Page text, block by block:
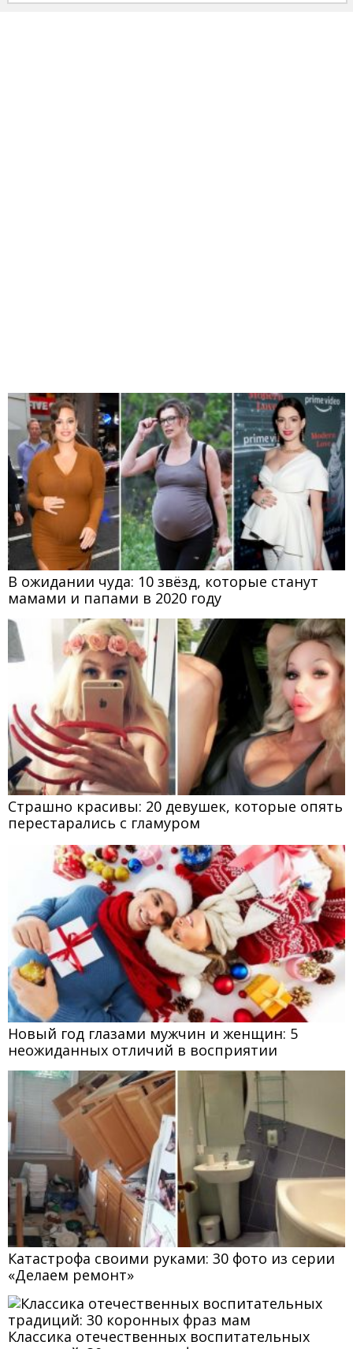
В ожидании чуда: 10 звёзд, которые станут
мамами и папами в 2020 году
Страшно красивы: 20 девушек, которые опять
перестарались с гламуром
Новый год глазами мужчин и женщин: 5
неожиданных отличий в восприятии
Катастрофа своими руками: 30 фото из серии
«Делаем ремонт»
Классика отечественных воспитательных